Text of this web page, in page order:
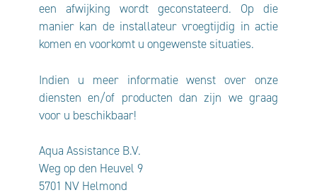
een afwijking wordt geconstateerd. Op die
manier kan de installateur vroegtijdig in actie
komen en voorkomt u ongewenste situaties.
Indien u meer informatie wenst over onze
diensten en/of producten dan zijn we graag
voor u beschikbaar!
Aqua Assistance B.V.
Weg op den Heuvel 9
5701 NV Helmond